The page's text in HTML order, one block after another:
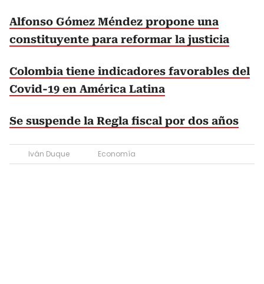
Alfonso Gómez Méndez propone una
constituyente para reformar la justicia
Colombia tiene indicadores favorables del
Covid-19 en América Latina
Se suspende la Regla fiscal por dos años
Iván Duque Economía